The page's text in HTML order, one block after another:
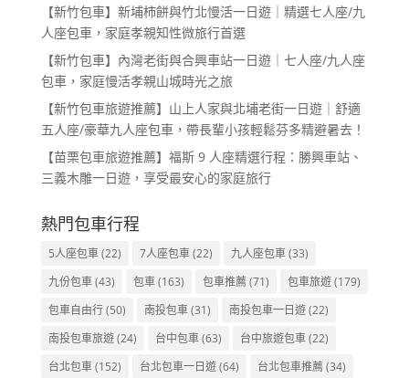
【新竹包車】新埔柿餅與竹北慢活一日遊｜精選七人座/九
人座包車，家庭孝親知性微旅行首選
【新竹包車】內灣老街與合興車站一日遊｜七人座/九人座
包車，家庭慢活孝親山城時光之旅
【新竹包車旅遊推薦】山上人家與北埔老街一日遊｜舒適
五人座/豪華九人座包車，帶長輩小孩輕鬆芬多精避暑去！
【苗栗包車旅遊推薦】福斯 9 人座精選行程：勝興車站、
三義木雕一日遊，享受最安心的家庭旅行
熱門包車行程
5人座包車(22) 7人座包車(22) 九人座包車(33)
九份包車(43) 包車(163) 包車推薦(71) 包車旅遊(179)
包車自由行(50) 南投包車(31) 南投包車一日遊(22)
南投包車旅遊(24) 台中包車(63) 台中旅遊包車(22)
台北包車(152) 台北包車一日遊(64) 台北包車推薦(34)